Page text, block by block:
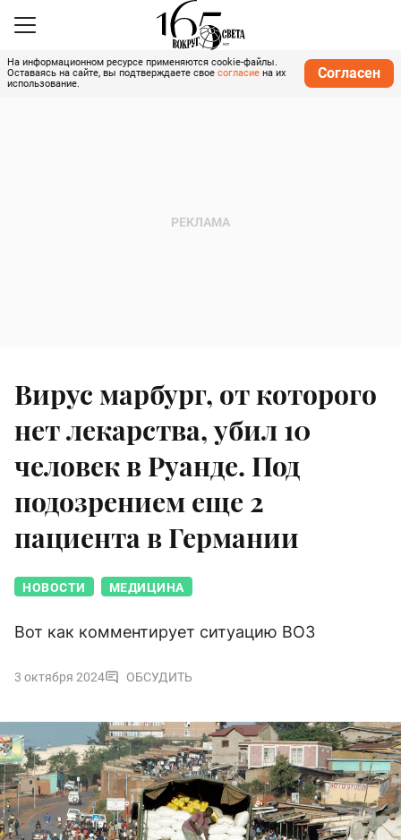
На информационном ресурсе применяются cookie-файлы.
Оставаясь на сайте, вы подтверждаете свое согласие на их
использование.
Согласен
Вирус марбург, от которого
нет лекарства, убил 10
человек в Руанде. Под
подозрением еще 2
пациента в Германии
НОВОСТИ МЕДИЦИНА
Вот как комментирует ситуацию ВОЗ
3 октября 2024 ОБСУДИТЬ